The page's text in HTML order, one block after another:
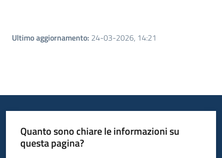
Ultimo aggiornamento: 24-03-2026, 14:21
Quanto sono chiare le informazioni su
questa pagina?